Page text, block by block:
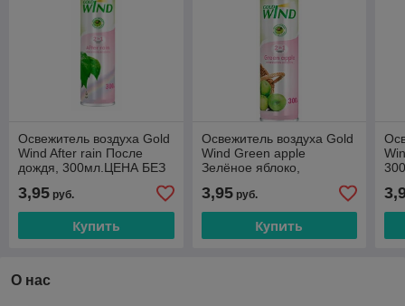
Освежитель воздуха Gold
Wind After rain После
дождя, 300мл.ЦЕНА БЕЗ
3,95 руб.
Купить
Освежитель воздуха Gold
Wind Green apple
Зелёное яблоко,
НДС 20%
3,95руб.
Купить
О нас